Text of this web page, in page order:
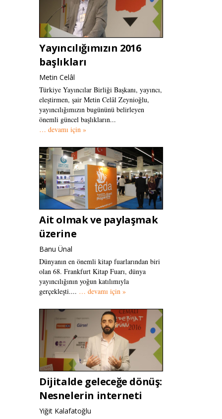
Yayıncılığımızın 2016
başlıkları
Metin Celâl
Türkiye Yayıncılar Birliği Başkanı, yayıncı,
eleştirmen, şair Metin Celâl Zeynioğlu,
yayıncılığımızın bugününü belirleyen
önemli güncel başlıkların...
… devamı için »
Ait olmak ve paylaşmak
üzerine
Banu Ünal
Dünyanın en önemli kitap fuarlarından biri
olan 68. Frankfurt Kitap Fuarı, dünya
yayıncılığının yoğun katılımıyla
gerçekleşti.... … devamı için »
Dijitalde geleceğe dönüş:
Nesnelerin interneti
Yiğit Kalafatoğlu